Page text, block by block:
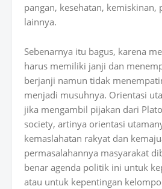
pangan, kesehatan, kemiskinan,
lainnya.
Sebenarnya itu bagus, karena
harus memiliki janji dan
berjanji namun tidak
menjadi musuhnya. Orientasi
jika mengambil pijakan dari
society, artinya orientasi
kemaslahatan rakyat dan
permasalahannya masyarakat
benar agenda politik ini untuk
atau untuk kepentingan